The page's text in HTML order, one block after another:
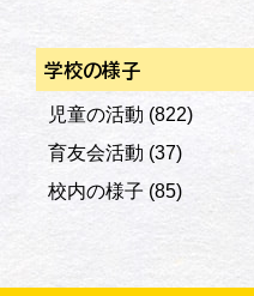
学校の様子
児童の活動 (822)
育友会活動 (37)
校内の様子 (85)